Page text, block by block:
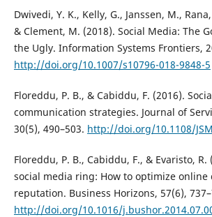
Dwivedi, Y. K., Kelly, G., Janssen, M.,
& Clement, M. (2018). Social Media: The
the Ugly. Information Systems Frontiers,
http://doi.org/10.1007/s10796-018-9848-5
Floreddu, P. B., & Cabiddu, F. (2016).
communication strategies. Journal of
30(5), 490–503. http://doi.org/10.1108/
Floreddu, P. B., Cabiddu, F., & Evaristo,
social media ring: How to optimize online
reputation. Business Horizons, 57(6),
http://doi.org/10.1016/